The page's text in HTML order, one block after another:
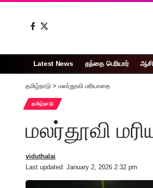
Latest News தந்தை பெரியார்
தமிழ்நாடு > மலர்தூவி மரியாதை
தமிழ்நாடு
மலர்தூவி
Last updated: January 2, 2026 2:32 pm
viduthalai